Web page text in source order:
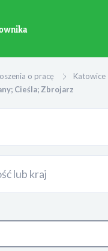
o pracę
Katowice
Cieśla; Zbrojarz